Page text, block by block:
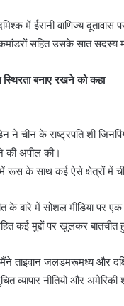
में ईरानी वाणिज्य दूतावास
सहित उसके सात सदस्य
बनाए रखने को कहा
ने चीन के राष्ट्रपति शी
की अपील की।
रूस के साथ कई ऐसे क्षेत्रों में
के बारे में सोशल मीडिया पर
कई मुद्दों पर खुलकर बातचीत
मैंने ताइवान जलडमरूमध्य और
व्यापार नीतियों और